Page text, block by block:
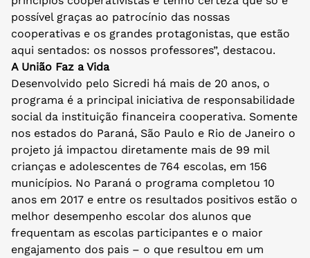
possível graças ao patrocínio das nossas
cooperativas e os grandes protagonistas, que estão
aqui sentados: os nossos professores”, destacou.
A União Faz a Vida
Desenvolvido pelo Sicredi há mais de 20 anos, o
programa é a principal iniciativa de responsabilidade
social da instituição financeira cooperativa. Somente
nos estados do Paraná, São Paulo e Rio de Janeiro o
projeto já impactou diretamente mais de 99 mil
crianças e adolescentes de 764 escolas, em 156
municípios. No Paraná o programa completou 10
anos em 2017 e entre os resultados positivos estão o
melhor desempenho escolar dos alunos que
frequentam as escolas participantes e o maior
engajamento dos pais – o que resultou em um